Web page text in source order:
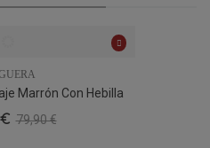
Marrón Con Hebilla
Y Cómoda
79,90 €